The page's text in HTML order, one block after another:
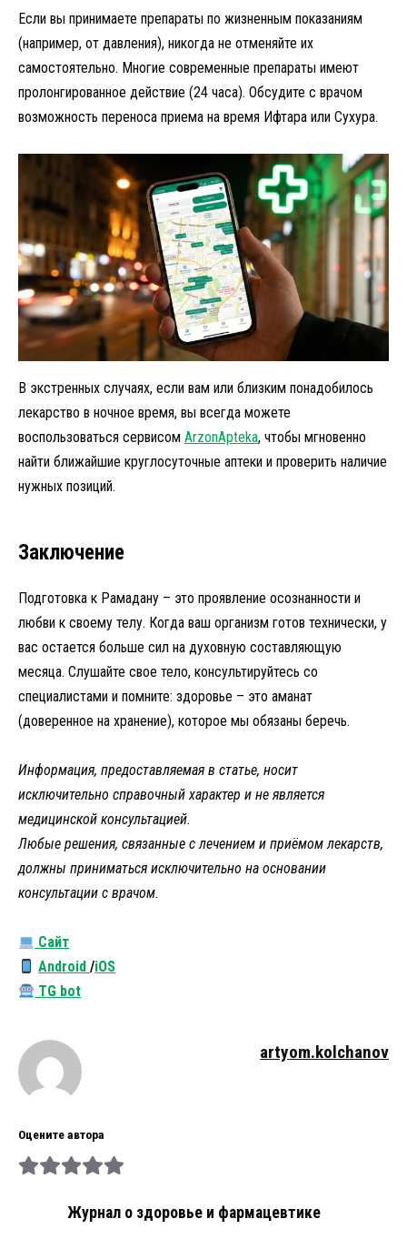
Если вы принимаете препараты по жизненным показаниям
(например, от давления), никогда не отменяйте их
самостоятельно. Многие современные препараты имеют
пролонгированное действие (24 часа). Обсудите с врачом
возможность переноса приема на время Ифтара или Сухура.
В экстренных случаях, если вам или близким понадобилось
лекарство в ночное время, вы всегда можете
воспользоваться сервисом ArzonApteka, чтобы мгновенно
найти ближайшие круглосуточные аптеки и проверить наличие
нужных позиций.
Заключение
Подготовка к Рамадану – это проявление осознанности и
любви к своему телу. Когда ваш организм готов технически, у
вас остается больше сил на духовную составляющую
месяца. Слушайте свое тело, консультируйтесь со
специалистами и помните: здоровье – это аманат
(доверенное на хранение), которое мы обязаны беречь.
Информация, предоставляемая в статье, носит
исключительно справочный характер и не является
медицинской консультацией.
Любые решения, связанные с лечением и приёмом лекарств,
должны приниматься исключительно на основании
консультации с врачом.
Сайт
Android/iOS
TG bot
artyom.kolchanov
Оцените автора
Журнал о здоровье и фармацевтике